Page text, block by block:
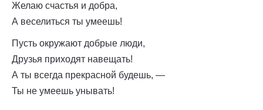
Желаю счастья и добра,
А веселиться ты умеешь!
Пусть окружают добрые люди,
Друзья приходят навещать!
А ты всегда прекрасной будешь, —
Ты не умеешь унывать!